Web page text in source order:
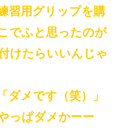
習用グリップを購
でふと思ったのが
けたらいいんじゃ
ダメです（笑）」
っぱダメかーー